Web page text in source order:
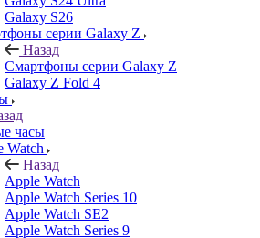
Galaxy S26
серии Galaxy Z
Назад
Смартфоны серии Galaxy Z
Galaxy Z Fold 4
часы
Watch
Назад
Apple Watch
Apple Watch Series 10
Apple Watch SE2
Apple Watch Series 9